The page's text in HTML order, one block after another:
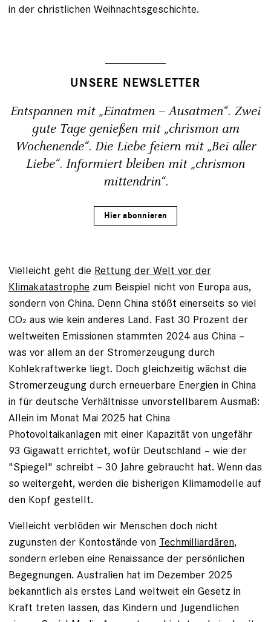
in der christlichen Weihnachtsgeschichte.
UNSERE NEWSLETTER
Entspannen mit „Einatmen – Ausatmen“. Zwei
gute Tage genießen mit „chrismon am
Wochenende“. Die Liebe feiern mit „Bei aller
Liebe“. Informiert bleiben mit „chrismon
mittendrin“.
Hier abonnieren
Vielleicht geht die Rettung der Welt vor der
Klimakatastrophe zum Beispiel nicht von Europa aus,
sondern von China. Denn China stößt einerseits so viel
CO₂ aus wie kein anderes Land. Fast 30 Prozent der
weltweiten Emissionen stammten 2024 aus China –
was vor allem an der Stromerzeugung durch
Kohlekraftwerke liegt. Doch gleichzeitig wächst die
Stromerzeugung durch erneuerbare Energien in China
in für deutsche Verhältnisse unvorstellbarem Ausmaß:
Allein im Monat Mai 2025 hat China
Photovoltaikanlagen mit einer Kapazität von ungefähr
93 Gigawatt errichtet, wofür Deutschland – wie der
"Spiegel" schreibt – 30 Jahre gebraucht hat. Wenn das
so weitergeht, werden die bisherigen Klimamodelle auf
den Kopf gestellt.
Vielleicht verblöden wir Menschen doch nicht
zugunsten der Kontostände von Techmilliardären,
sondern erleben eine Renaissance der persönlichen
Begegnungen. Australien hat im Dezember 2025
bekanntlich als erstes Land weltweit ein Gesetz in
Kraft treten lassen, das Kindern und Jugendlichen